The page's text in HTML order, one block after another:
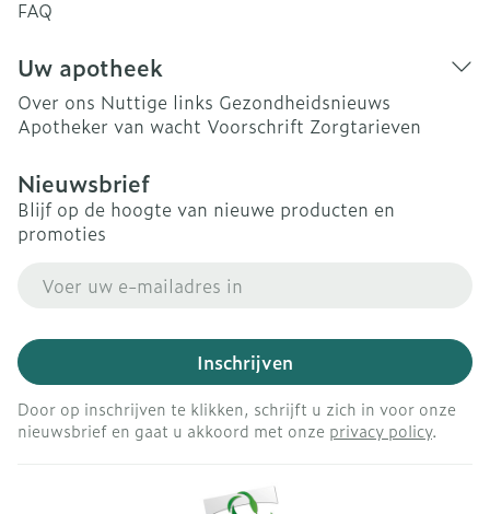
FAQ
Uw apotheek
Over ons Nuttige links Gezondheidsnieuws
Apotheker van wacht Voorschrift Zorgtarieven
Nieuwsbrief
Blijf op de hoogte van nieuwe producten en
promoties
Inschrijven
Door op inschrijven te klikken, schrijft u zich in voor onze
nieuwsbrief en gaat u akkoord met onze privacy policy.